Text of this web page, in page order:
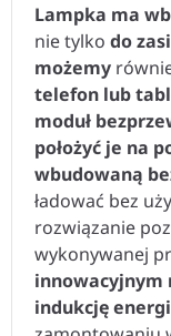
Lampka ma
nie tylko do
możemy
telefon lub
moduł
położyć je na
wbudowaną
ładować bez
rozwiązanie
wykonywanej
innowacyjnym
indukcję